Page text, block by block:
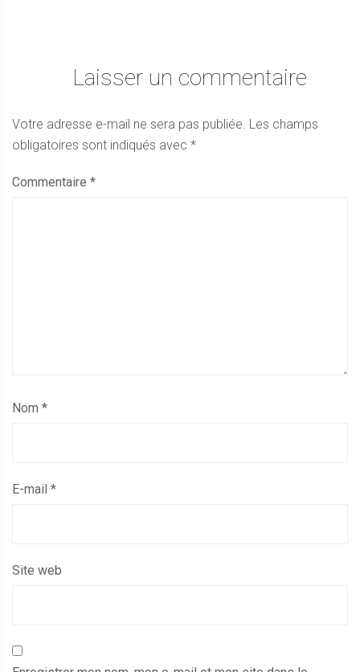
Laisser un commentaire
Votre adresse e-mail ne sera pas publiée. Les champs
obligatoires sont indiqués avec *
Commentaire *
Nom *
E-mail *
Site web